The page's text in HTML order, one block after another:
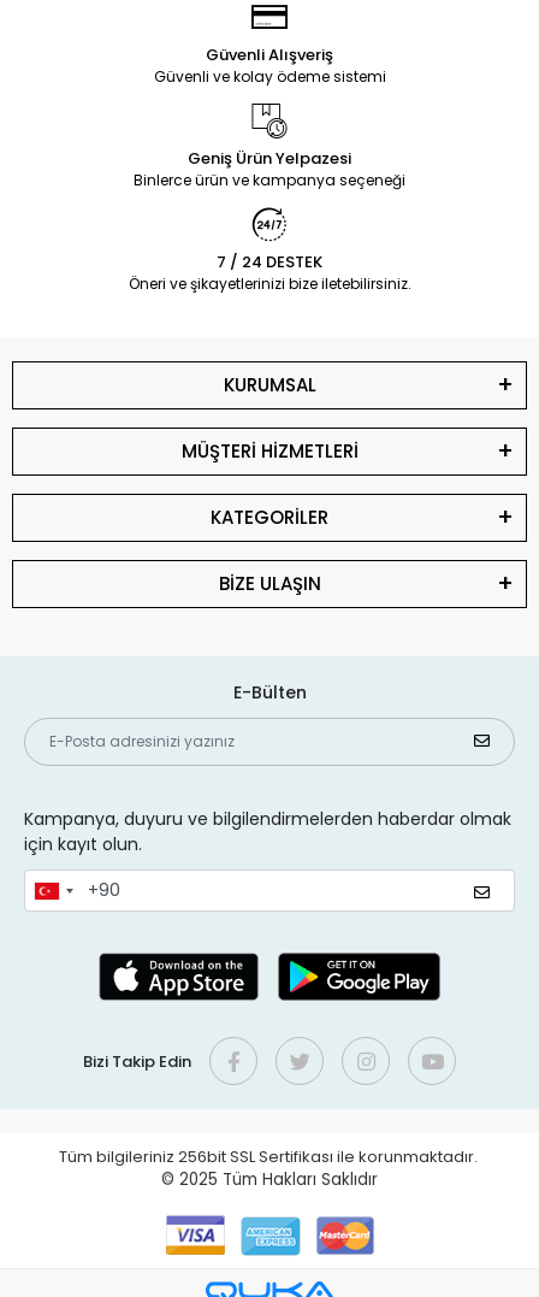
Güvenli Alışveriş
Güvenli ve kolay ödeme sistemi
Geniş Ürün Yelpazesi
Binlerce ürün ve kampanya seçeneği
7 / 24 DESTEK
Öneri ve şikayetlerinizi bize iletebilirsiniz.
KURUMSAL
MÜŞTERİ HİZMETLERİ
KATEGORİLER
BİZE ULAŞIN
E-Bülten
Kampanya, duyuru ve bilgilendirmelerden haberdar olmak
için kayıt olun.
Bizi Takip Edin
Tüm bilgileriniz 256bit SSL Sertifikası ile korunmaktadır.
© 2025 Tüm Hakları Saklıdır